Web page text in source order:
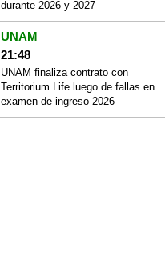
durante 2026 y 2027
UNAM
21:48
UNAM finaliza contrato con
Territorium Life luego de fallas en
examen de ingreso 2026